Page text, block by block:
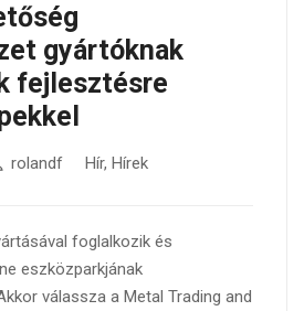
gyártóknak
fejlesztésre
rolandf Hír, Hírek
foglalkozik és
eszközparkjának
válassza a Metal Trading and